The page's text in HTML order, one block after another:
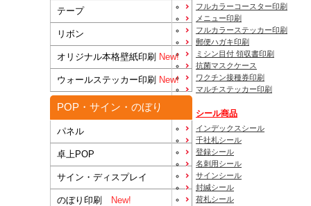
テープ
リボン
オリジナル本格壁紙印刷 New!
ウォールステッカー印刷 New!
POP・サイン・のぼり
パネル
卓上POP
サイン・ディスプレイ
のぼり印刷 New!
フルカラーコースター印刷
メニュー印刷
フルカラーステッカー印刷
郵便ハガキ印刷
ミシン目付 領収書印刷
抗菌マスクケース
ワクチン接種券印刷
マルチステッカー印刷
シール商品
インデックスシール
千社札シール
登録シール
名刺用シール
サインシール
封緘シール
荷札シール